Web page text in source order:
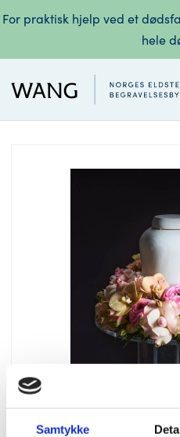
Samtykke
For praktisk hjelp ved et
hele